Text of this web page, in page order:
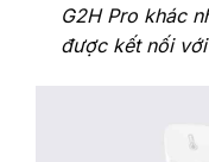
G2H Pro khác
được kết nối